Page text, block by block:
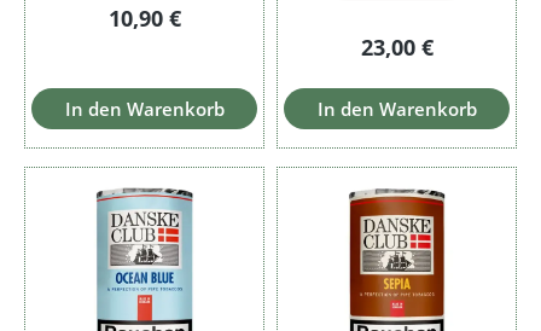
Regulärer Preis:
10,90 €
In den Warenkorb
Regulärer Preis:
23,00 €
In den Warenkorb